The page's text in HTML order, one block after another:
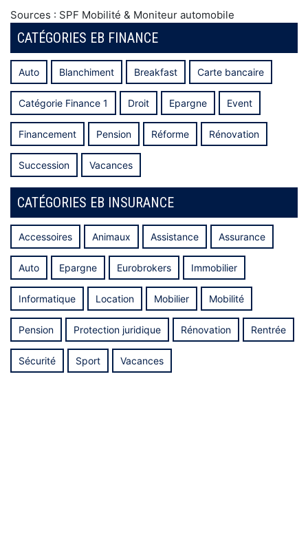
Sources : SPF Mobilité & Moniteur automobile
CATÉGORIES EB FINANCE
Auto Blanchiment Breakfast Carte bancaire
Catégorie Finance 1 Droit Epargne Event
Financement Pension Réforme Rénovation
Succession Vacances
CATÉGORIES EB INSURANCE
Accessoires Animaux Assistance Assurance
Auto Epargne Eurobrokers Immobilier
Informatique Location Mobilier Mobilité
Pension Protection juridique Rénovation Rentrée
Sécurité Sport Vacances